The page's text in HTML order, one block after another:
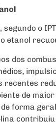
o
etanol
dos
recentes
de
forma